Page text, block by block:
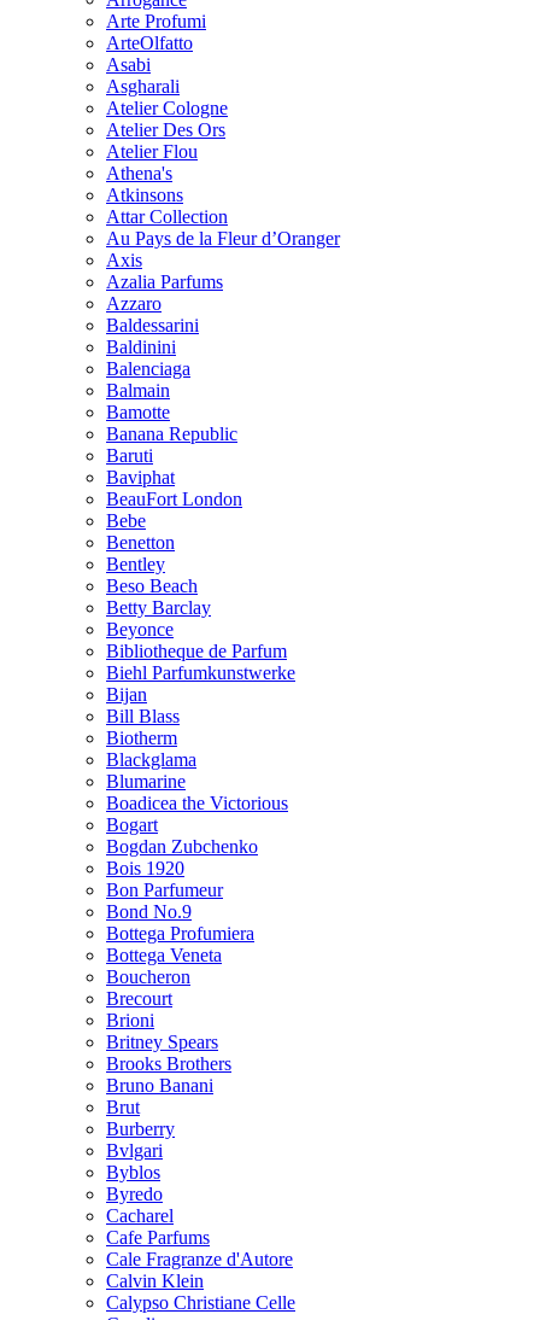
Arte Profumi
ArteOlfatto
Asabi
Asgharali
Atelier Cologne
Atelier Des Ors
Atelier Flou
Athena's
Atkinsons
Attar Collection
Au Pays de la Fleur d’Oranger
Axis
Azalia Parfums
Azzaro
Baldessarini
Baldinini
Balenciaga
Balmain
Bamotte
Banana Republic
Baruti
Baviphat
BeauFort London
Bebe
Benetton
Bentley
Beso Beach
Betty Barclay
Beyonce
Bibliotheque de Parfum
Biehl Parfumkunstwerke
Bijan
Bill Blass
Biotherm
Blackglama
Blumarine
Boadicea the Victorious
Bogart
Bogdan Zubchenko
Bois 1920
Bon Parfumeur
Bond No.9
Bottega Profumiera
Bottega Veneta
Boucheron
Brecourt
Brioni
Britney Spears
Brooks Brothers
Bruno Banani
Brut
Burberry
Bvlgari
Byblos
Byredo
Cacharel
Cafe Parfums
Cale Fragranze d'Autore
Calvin Klein
Calypso Christiane Celle